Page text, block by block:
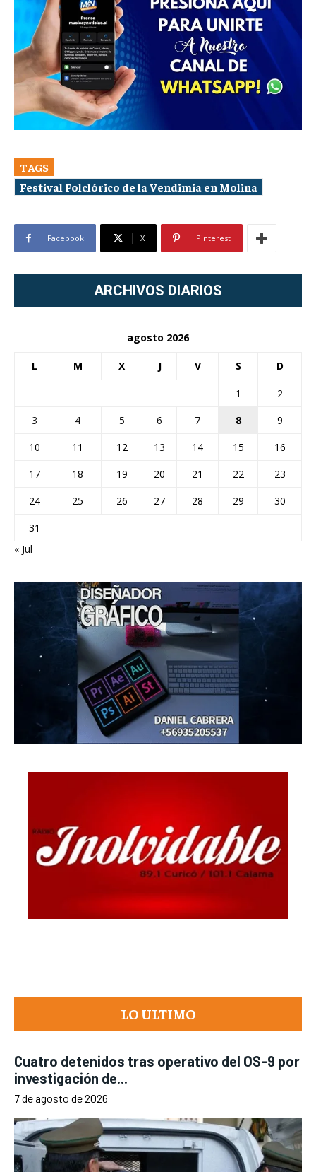
TAGS
Festival Folclórico de la Vendimia en Molina
Facebook X Pinterest
ARCHIVOS DIARIOS
agosto 2026
L M X J V S D
1
2
3
4 5 6 7 8
9
10
11 12 13 14 15
16
17
18 19 20 21 22
23
24
25 26 27 28 29
30
31
« Jul
LO ULTIMO
Cuatro detenidos tras operativo del OS-9 por
investigación de...
7 de agosto de 2026